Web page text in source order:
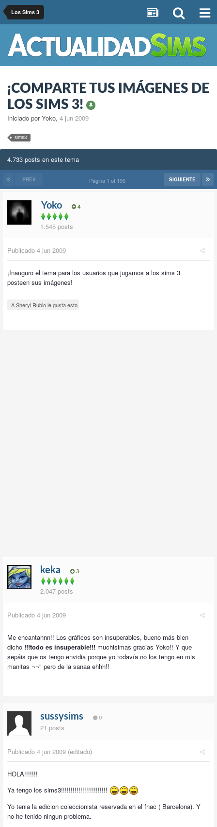
Los Sims 3
¡COMPARTE TUS IMÁGENES DE
LOS SIMS 3!
Iniciado por Yoko, 4 jun 2009
sims3
4.733 posts en este tema
PREV SIGUIENTE
Página 1 of 190
Yoko 4
1.545 posts
Publicado 4 jun 2009
¡Inauguro el tema para los usuarios que jugamos a los sims 3
posteen sus imágenes!
A Sheryl Rubio le gusta esto
keka 3
2.047 posts
Publicado 4 jun 2009
Me encantannn!! Los gráficos son insuperables, bueno más bien
dicho !!!todo es insuperable!!! muchisimas gracias Yoko!! Y que
sepáis que os tengo envidia porque yo todavía no los tengo en mis
manitas ¬¬" pero de la sanaa ehhh!!
sussysims 0
21 posts
Publicado 4 jun 2009 (editado)
HOLA!!!!!!!
Ya tengo los sims3!!!!!!!!!!!!!!!!!!!!!!!!
Yo tenia la edicion coleccionista reservada en el fnac ( Barcelona). Y
no he tenido ningun problema.